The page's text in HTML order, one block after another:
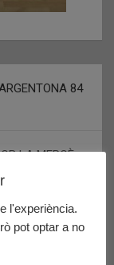
84
LA MERCÈ
l'experiència.
pot optar a no